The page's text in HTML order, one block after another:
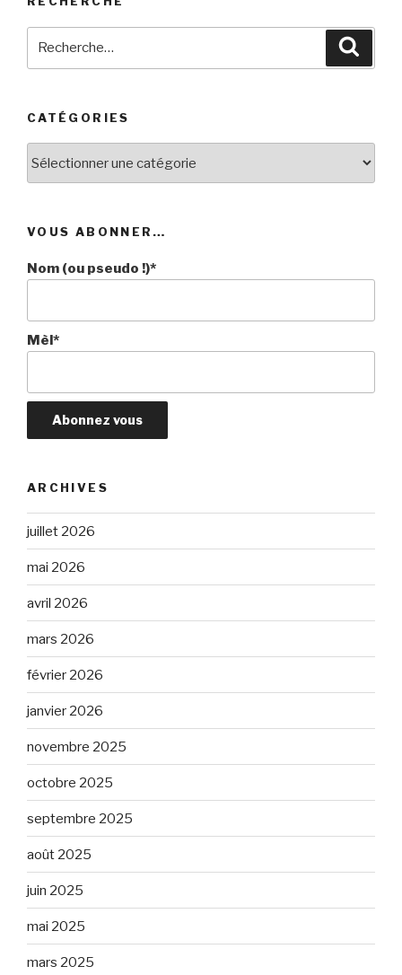
CATÉGORIES
VOUS ABONNER…
Nom (ou pseudo !)*
Mèl*
ARCHIVES
juillet 2026
mai 2026
avril 2026
mars 2026
février 2026
janvier 2026
novembre 2025
octobre 2025
septembre 2025
août 2025
juin 2025
mai 2025
mars 2025